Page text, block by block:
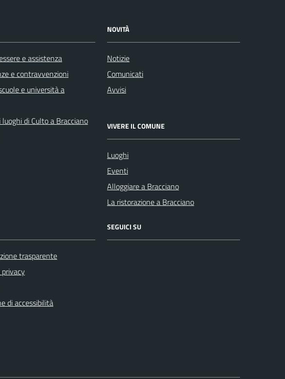
e assistenza
e contravvenzioni
e università a
di Culto a Bracciano
NOVITÀ
Notizie
Comunicati
Avvisi
VIVERE IL COMUNE
Luoghi
Eventi
Alloggiare a Bracciano
La ristorazione a Bracciano
trasparente
di accessibilità
SEGUICI SU